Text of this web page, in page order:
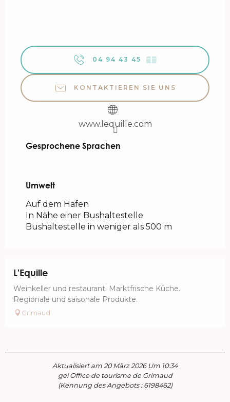
04 94 43 45 ▒▒
KONTAKTIEREN SIE UNS
www.lequille.com
Gesprochene Sprachen
Gesprochene Sprachen
Umwelt
Umwelt
Auf dem Hafen
In Nähe einer Bushaltestelle
Bushaltestelle in weniger als 500 m
L'Equille
Weinkeller und restaurant. Marktfrische Küche.
Regionale und saisonale Produkte.
Grimaud
Aktualisiert am 20 März 2026 Um 10:34
gei Office de tourisme de Grimaud
(Kennung des Angebots : 6198462)